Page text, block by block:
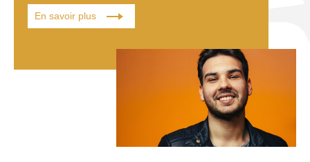
En savoir plus